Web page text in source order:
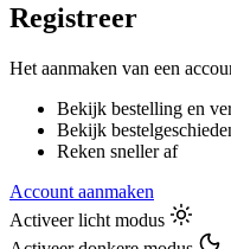
Registreer
Het aanmaken van een
Bekijk bestelling en
Bekijk
Reken sneller af
Account aanmaken
Activeer licht modus